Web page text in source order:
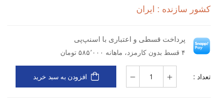
ویژگی‌ها:
رویه از پارچه‌ی MESH سبک و قابل‌تنفس
زیره‌ی EVA+Rubber با خاصیت ضربه‌گیری بالا
کشور سازنده : ایران
پرداخت قسطی و اعتباری با اسنپ‌پی
۴ قسط بدون کارمزد، ماهانه ۵۸۵٬۰۰۰ تومان
تعداد : افزودن به سبد خرید